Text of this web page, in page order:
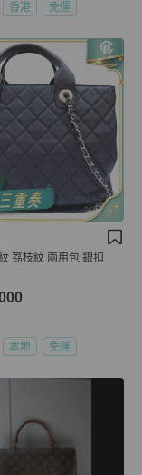
香港 免運
荔枝紋 兩用包 銀扣
本地 免運